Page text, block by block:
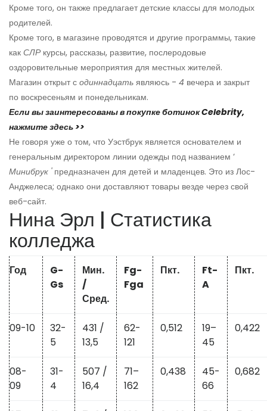
Кроме того, он также предлагает детские классы для молодых
родителей.
Кроме того, в магазине проводятся и другие программы, такие
как СЛРкурсы, рассказы, развитие, послеродовые
оздоровительные мероприятия для местных жителей.
Магазин открыт с одиннадцать являюсь - 4 вечера и закрыт
по воскресеньям и понедельникам.
Если вы заинтересованы в покупке ботинок Celebrity,
нажмите здесь >>
Не говоря уже о том, что Уэстбрук является основателем и
генеральным директором линии одежды под названием ‘
Минибрук 'предназначен для детей и младенцев. Это из Лос-
Анджелеса; однако они доставляют товары везде через свой
веб-сайт.
Нина Эрл | Статистика
колледжа
Год
G-
Gs
Мин.
/
Сред.
Fg-
Fga
Пкт.
Ft-
A
Пкт.
09-10
32-
5
431 /
13,5
62-
121
0,512
19–
45
0,422
08-
09
31-
4
507 /
16,4
71–
162
0,438
45-
66
0,682